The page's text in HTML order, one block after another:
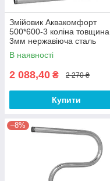
Змійовик Аквакомфорт
500*600-3 коліна товщина
3мм нержавіюча сталь
В наявності
2 088,40 ₴ 2 270 ₴
Купити
–8%